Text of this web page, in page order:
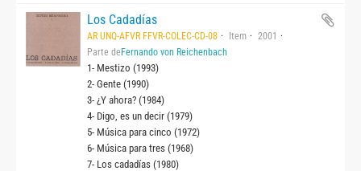
Los Cadadías
AR UNQ-AFVR FFVR-COLEC-CD-08 Item
2001
Parte de Fernando von Reichenbach
1- Mestizo (1993)
2- Gente (1990)
3- ¿Y ahora? (1984)
4- Digo, es un decir (1979)
5- Música para cinco (1972)
6- Música para tres (1968)
7- Los cadadías (1980)